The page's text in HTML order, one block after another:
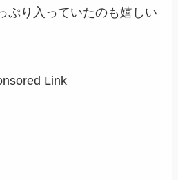
ぷり入っていたのも嬉しい
Link